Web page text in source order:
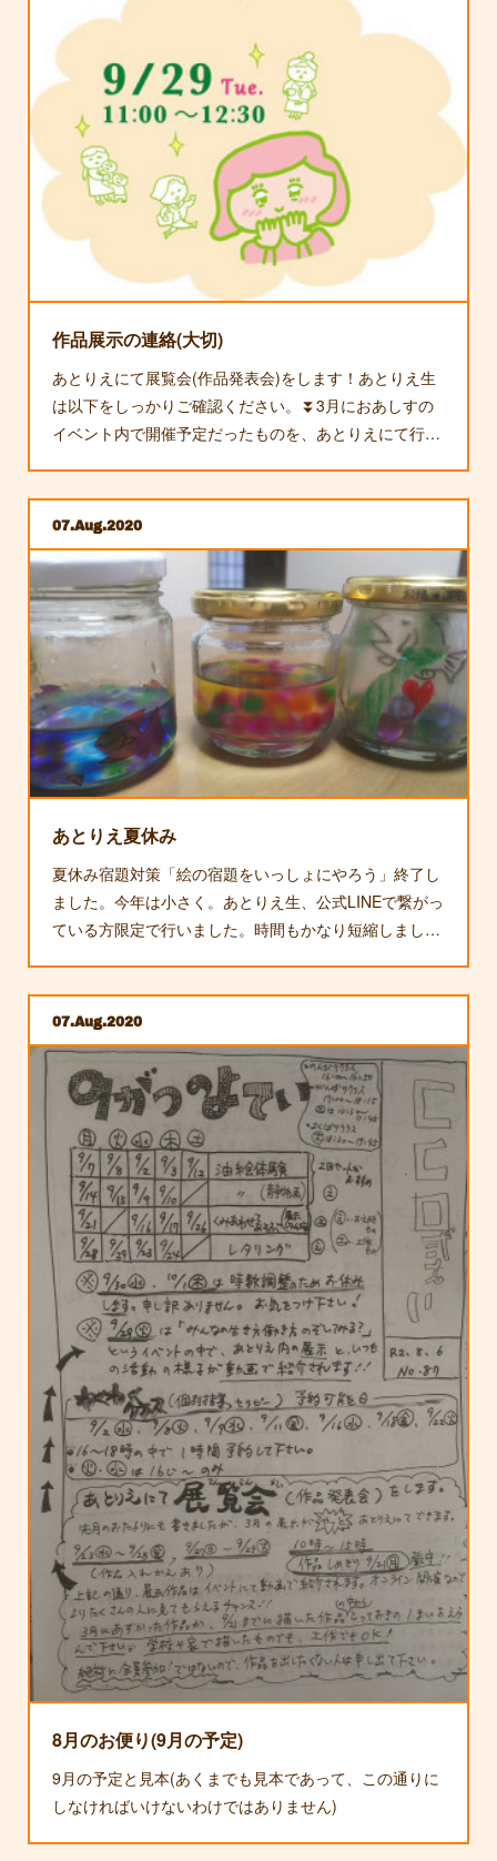
作品展示の連絡(大切)
あとりえにて展覧会(作品発表会)をします！あとりえ生
は以下をしっかりご確認ください。⏬3月におあしすの
イベント内で開催予定だったものを、あとりえにて行…
07 Aug 2020
あとりえ夏休み
夏休み宿題対策「絵の宿題をいっしょにやろう」終了し
ました。今年は小さく。あとりえ生、公式LINEで繋がっ
ている方限定で行いました。時間もかなり短縮しまし…
07 Aug 2020
8月のお便り(9月の予定)
9月の予定と見本(あくまでも見本であって、この通りに
しなければいけないわけではありません)